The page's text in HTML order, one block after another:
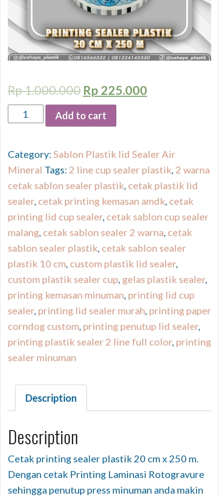
Rp1.000.000 Rp 225.000
Quantity Add to cart
Category: Sablon Plastik lid Sealer Air
Mineral Tags: 2 line cup sealer plastik 2 warna
cetak sablon sealer plastik cetak plastik lid
sealer cetak printing kemasan amdk cetak
printing lid cup sealer cetak sablon cup sealer
malang cetak sablon sealer 2 warna cetak
sablon sealer plastik cetak sablon sealer
plastik 10 cm custom plastik lid sealer
custom plastik sealer cup gelas plastik sealer
printing kemasan minuman printing lid cup
sealer printing lid sealer murah printing paper
corndog custom printing penutup lid sealer
printing plastik sealer 2 line full color printing
sealer minuman
Description
Description
Cetak printing sealer plastik 20 cm x 250 m.
Dengan cetak Printing Laminasi Rotogravure
sehingga penutup press minuman anda makin